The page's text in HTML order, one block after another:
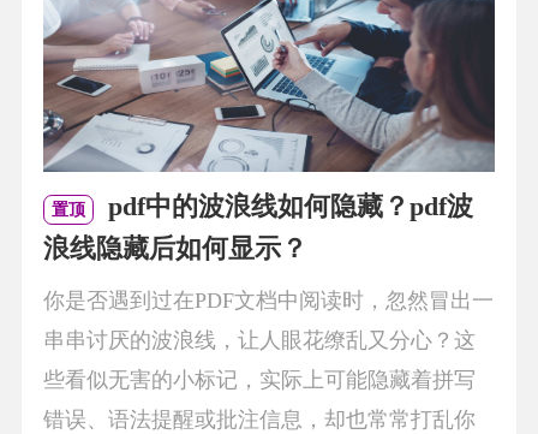
置顶
pdf中的波浪线如何隐藏？pdf波
浪线隐藏后如何显示？
你是否遇到过在PDF文档中阅读时，忽然冒出一
串串讨厌的波浪线，让人眼花缭乱又分心？这
些看似无害的小标记，实际上可能隐藏着拼写
错误、语法提醒或批注信息，却也常常打乱你